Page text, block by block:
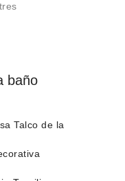
baño
Talco de la